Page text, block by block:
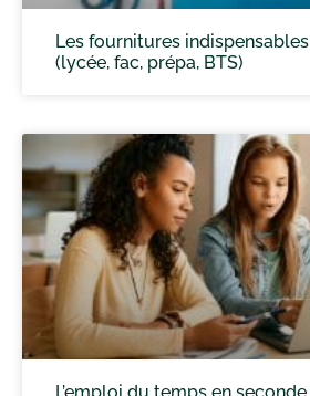
Les fournitures
(lycée, fac, prépa, BTS)